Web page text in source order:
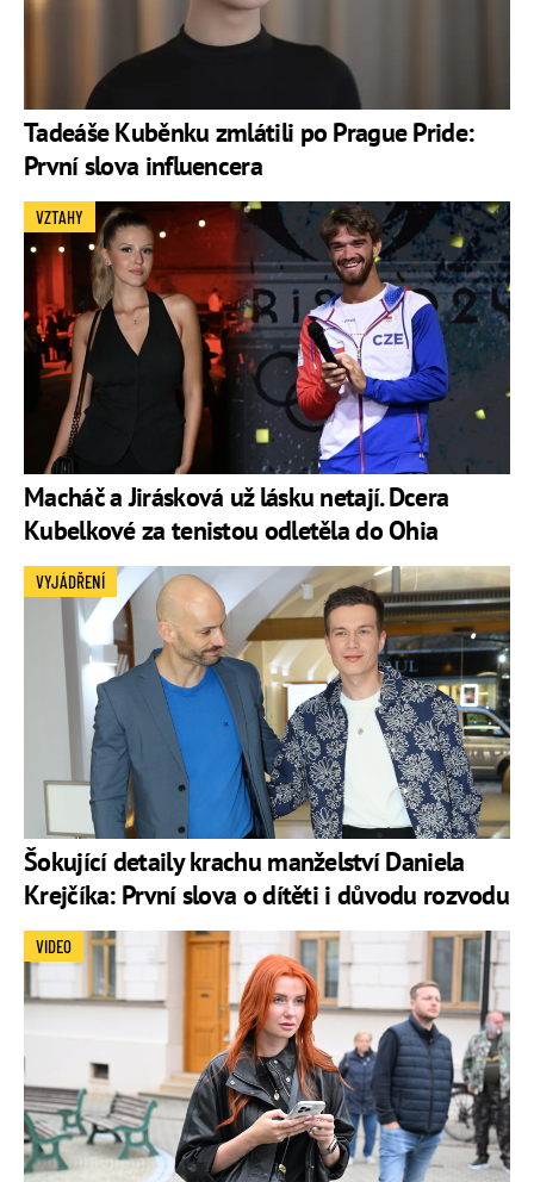
Tadeáše Kuběnku zmlátili po Prague Pride:
První slova influencera
Macháč a Jirásková už lásku netají. Dcera
Kubelkové za tenistou odletěla do Ohia
VZTAHY
Šokující detaily krachu manželství Daniela
Krejčíka: První slova o dítěti i důvodu rozvodu
VYJÁDŘENÍ
VIDEO